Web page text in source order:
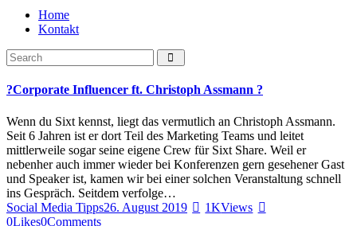
Home
Kontakt
?Corporate Influencer ft. Christoph Assmann ?
Wenn du Sixt kennst, liegt das vermutlich an Christoph Assmann.
Seit 6 Jahren ist er dort Teil des Marketing Teams und leitet
mittlerweile sogar seine eigene Crew für Sixt Share. Weil er
nebenher auch immer wieder bei Konferenzen gern gesehener Gast
und Speaker ist, kamen wir bei einer solchen Veranstaltung schnell
ins Gespräch. Seitdem verfolge…
Social Media Tipps26. August 2019 1KViews
0Likes0Comments